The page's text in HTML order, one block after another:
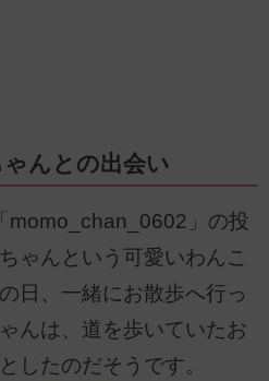
んとの出会い
momo_chan_0602」の投
ゃんという可愛いわんこ
日、一緒にお散歩へ行っ
んは、道を歩いていたお
したのだそうです。